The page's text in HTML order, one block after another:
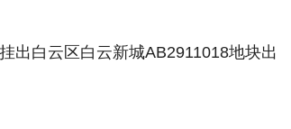
出白云区白云新城AB2911018地块出